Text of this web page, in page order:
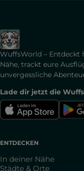
WuffsWorld – Entdeckt
Nähe, trackt eure
unvergessliche
Lade dir jetzt die
ENTDECKEN
In deiner Nähe
Städte & Orte